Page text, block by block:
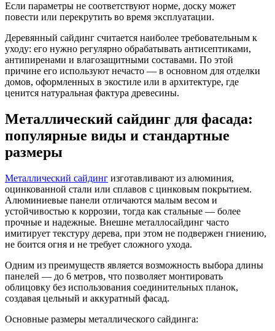
Если параметры не соответствуют норме, доску может
повести или перекрутить во время эксплуатации.
Деревянный сайдинг считается наиболее требовательным к
уходу: его нужно регулярно обрабатывать антисептиками,
антипиренами и влагозащитными составами. По этой
причине его используют нечасто — в основном для отделки
домов, оформленных в экостиле или в архитектуре, где
ценится натуральная фактура древесины.
Металлический сайдинг для фасада:
популярные виды и стандартные
размеры
Металлический сайдинг изготавливают из алюминия,
оцинкованной стали или сплавов с цинковым покрытием.
Алюминиевые панели отличаются малым весом и
устойчивостью к коррозии, тогда как стальные — более
прочные и надежные. Внешне металлосайдинг часто
имитирует текстуру дерева, при этом не подвержен гниению,
не боится огня и не требует сложного ухода.
Одним из преимуществ является возможность выбора длины
панелей — до 6 метров, что позволяет монтировать
облицовку без использования соединительных планок,
создавая цельный и аккуратный фасад.
Основные размеры металлического сайдинга: